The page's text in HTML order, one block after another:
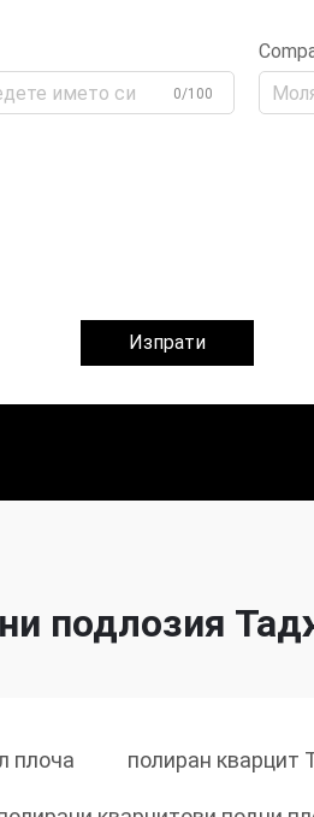
0/100
Изпрати
подлозия
плоча полиран кварцит